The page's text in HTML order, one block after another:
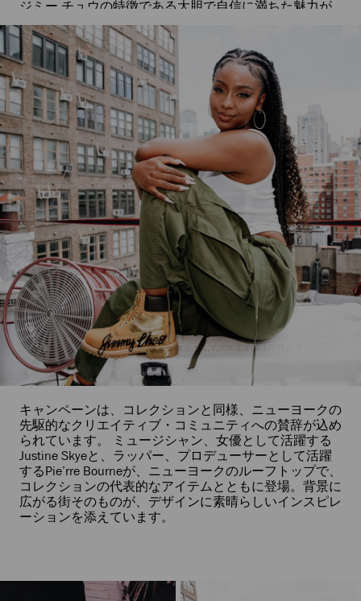
ジミー チュウの特徴である大胆で自信に満ちた魅力が
融合し、この街のクリエイティブな精神を称えた、斬新
なカルトクラシックが生まれました。
以下の動画では、Campbellが大好きな2つのブランドと
仕事をしたときの様子や、他の女性クリエイティブ・デ
ィレクターとコラボレーションすることがいかに刺激的
だったか、そして究極のインスピレーションについて説
明しています。
透明ソールのホットピンクベルベットブーツ、落書きか
らインスピレーションを得たジミーチュウのロゴスクリ
プトをあしらったクラシックヌバックブーツ２足、スワ
ロフスキークリスタルが輝くカフス、デュアルスタイリ
ング機能付きのサイハイブラックレザーハーネスブー
ツ、そしてなんといっても、スワロフスキークリスタル
で全体を覆ったティンバーランドを代表する6インチブ
ーツのヒールバージョンなど、メンズとレディスの７ス
タイルで構成されています。
キャンペーンは、コレクションと同様、ニューヨークの
先駆的なクリエイティブ・コミュニティへの賛辞が込め
られています。 ミュージシャン、女優として活躍する
Justine Skyeと、ラッパー、プロデューサーとして活躍
するPie’rre Bourneが、ニューヨークのルーフトップで、
コレクションの代表的なアイテムとともに登場。背景に
広がる街そのものが、デザインに素晴らしいインスピレ
ーションを添えています。